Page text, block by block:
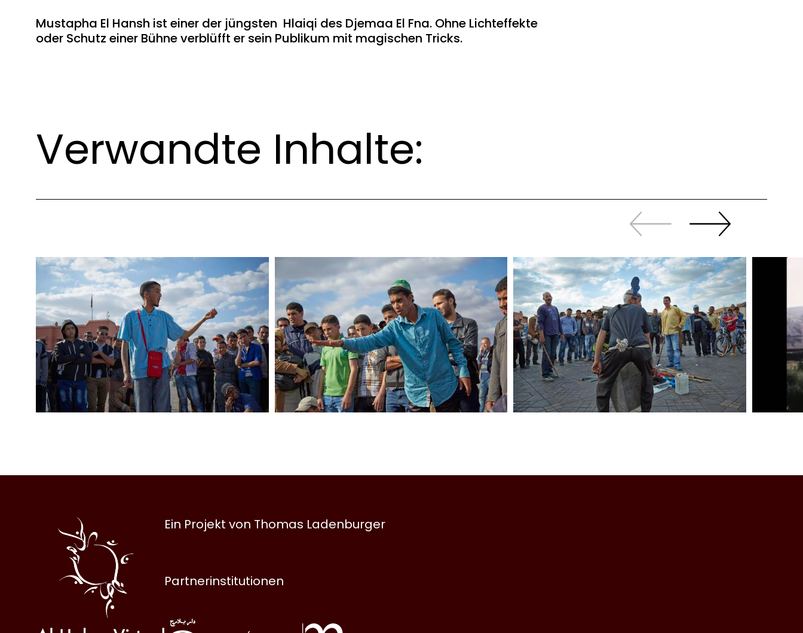
Mustapha El Hansh ist einer der jüngsten Hlaiqi des Djemaa El Fna. Ohne Lichteffekte
oder Schutz einer Bühne verblüfft er sein Publikum mit magischen Tricks.
Verwandte Inhalte:
Zurück
sliden
Weiter
sliden
Halqa
Ein Projekt von Thomas Ladenburger
Partnerinstitutionen